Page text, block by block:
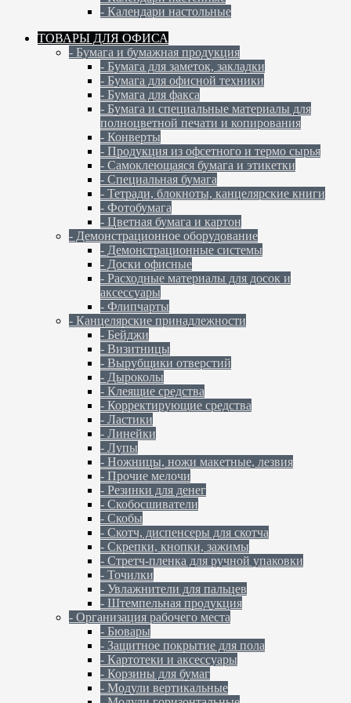
- Календари настольные
ТОВАРЫ ДЛЯ ОФИСА
- Бумага и бумажная продукция
- Бумага для заметок, закладки
- Бумага для офисной техники
- Бумага для факса
- Бумага и специальные материалы для
полноцветной печати и копирования
- Конверты
- Продукция из офсетного и термо сырья
- Самоклеющаяся бумага и этикетки
- Специальная бумага
- Тетради, блокноты, канцелярские книги
- Фотобумага
- Цветная бумага и картон
- Демонстрационное оборудование
- Демонстрационные системы
- Доски офисные
- Расходные материалы для досок и
аксессуары
- Флипчарты
- Канцелярские принадлежности
- Бейджи
- Визитницы
- Вырубщики отверстий
- Дыроколы
- Клеящие средства
- Корректирующие средства
- Ластики
- Линейки
- Лупы
- Ножницы, ножи макетные, лезвия
- Прочие мелочи
- Резинки для денег
- Скобосшиватели
- Скобы
- Скотч, диспенсеры для скотча
- Скрепки, кнопки, зажимы
- Стретч-пленка для ручной упаковки
- Точилки
- Увлажнители для пальцев
- Штемпельная продукция
- Организация рабочего места
- Бювары
- Защитное покрытие для пола
- Картотеки и аксессуары
- Корзины для бумаг
- Модули вертикальные